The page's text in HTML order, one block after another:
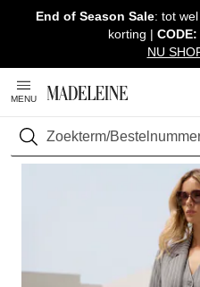
Navigatie overslaan, direct
End of Season Sale: tot wel
korting | CODE:
NU
MENU
Zoeken
Thuis Kleding Blazers &